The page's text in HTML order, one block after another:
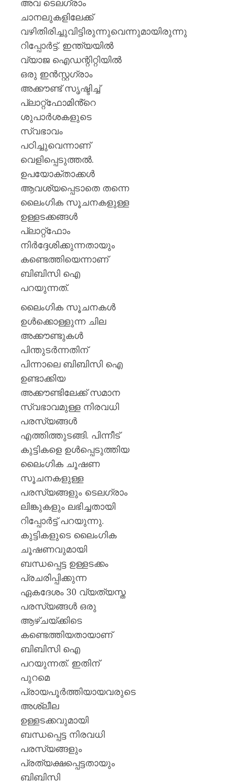
അവ ടെലഗ്രാം
ചാനലുകളിലേക്ക്
വഴിതിരിച്ചുവിട്ടിരുന്നുവെന്നുമായിരുന്നു
റിപ്പോർട്ട്. ഇന്ത്യയിൽ
വ്യാജ ഐഡന്റിറ്റിയിൽ
ഒരു ഇൻസ്റ്റഗ്രാം
അക്കൗണ്ട് സൃഷ്ടിച്ച്
പ്ലാറ്റ്‌ഫോമിൻ്റെ
ശുപാർശകളുടെ
സ്വഭാവം
പഠിച്ചുവെന്നാണ്
വെളിപ്പെടുത്തൽ.
ഉപയോക്താക്കൾ
ആവശ്യപ്പെടാതെ തന്നെ
ലൈംഗിക സൂചനകളുള്ള
ഉള്ളടക്കങ്ങൾ
പ്ലാറ്റ്‌ഫോം
നിർദ്ദേശിക്കുന്നതായും
കണ്ടെത്തിയെന്നാണ്
ബിബിസി ഐ
പറയുന്നത്.
ലൈംഗിക സൂചനകൾ
ഉൾക്കൊള്ളുന്ന ചില
അക്കൗണ്ടുകൾ
പിന്തുടർന്നതിന്
പിന്നാലെ ബിബിസി ഐ
ഉണ്ടാക്കിയ
അക്കൗണ്ടിലേക്ക് സമാന
സ്വഭാവമുള്ള നിരവധി
പരസ്യങ്ങൾ
എത്തിത്തുടങ്ങി. പിന്നീട്
കുട്ടികളെ ഉൾപ്പെടുത്തിയ
ലൈംഗിക ചൂഷണ
സൂചനകളുള്ള
പരസ്യങ്ങളും ടെലഗ്രാം
ലിങ്കുകളും ലഭിച്ചതായി
റിപ്പോർട്ട് പറയുന്നു.
കുട്ടികളുടെ ലൈംഗിക
ചൂഷണവുമായി
ബന്ധപ്പെട്ട ഉള്ളടക്കം
പ്രചരിപ്പിക്കുന്ന
ഏകദേശം 30 വ്യത്യസ്ത
പരസ്യങ്ങൾ ഒരു
ആഴ്ചയ്ക്കിടെ
കണ്ടെത്തിയതായാണ്
ബിബിസി ഐ
പറയുന്നത്. ഇതിന്
പുറമെ
പ്രായപൂർത്തിയായവരുടെ
അശ്ലീല
ഉള്ളടക്കവുമായി
ബന്ധപ്പെട്ട നിരവധി
പരസ്യങ്ങളും
പ്രത്യക്ഷപ്പെട്ടതായും
ബിബിസി